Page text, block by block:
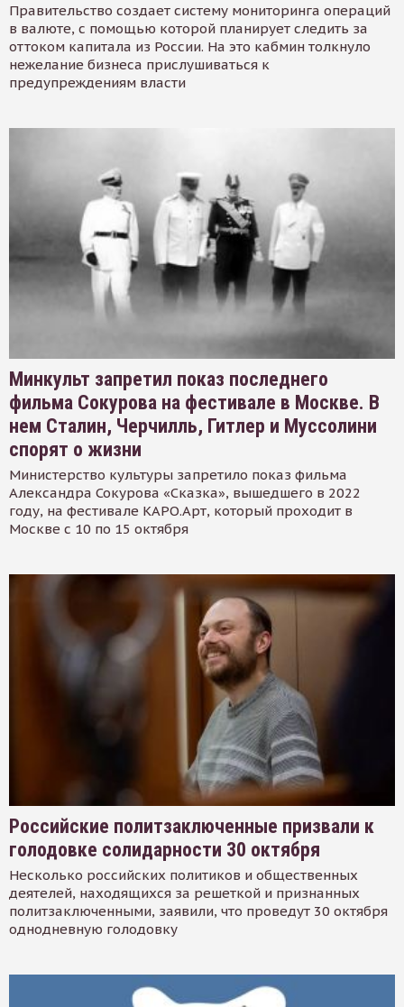
Правительство создает систему мониторинга операций
в валюте, с помощью которой планирует следить за
оттоком капитала из России. На это кабмин толкнуло
нежелание бизнеса прислушиваться к
предупреждениям власти
Минкульт запретил показ последнего
фильма Сокурова на фестивале в Москве. В
нем Сталин, Черчилль, Гитлер и Муссолини
спорят о жизни
Министерство культуры запретило показ фильма
Александра Сокурова «Сказка», вышедшего в 2022
году, на фестивале КАРО.Арт, который проходит в
Москве с 10 по 15 октября
Российские политзаключенные призвали к
голодовке солидарности 30 октября
Несколько российских политиков и общественных
деятелей, находящихся за решеткой и признанных
политзаключенными, заявили, что проведут 30 октября
однодневную голодовку